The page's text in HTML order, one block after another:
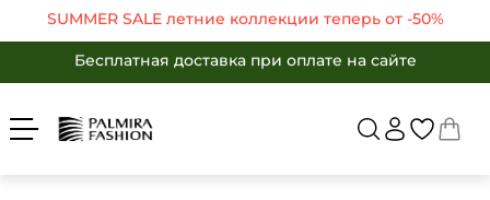
SUMMER SALE летние коллекции теперь от -50%
SUMMER SALE летние коллекции теперь от -50%
Бесплатная доставка при оплате на сайте
Бесплатная доставка при оплате на сайте
Бесплатная доставка при оплате на сайте
Войти Рус
ЖЕНЩИНАММУЖЧИНАМ
Вернуться в